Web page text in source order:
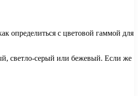
определиться с цветовой гаммой для
светло-серый или бежевый. Если же